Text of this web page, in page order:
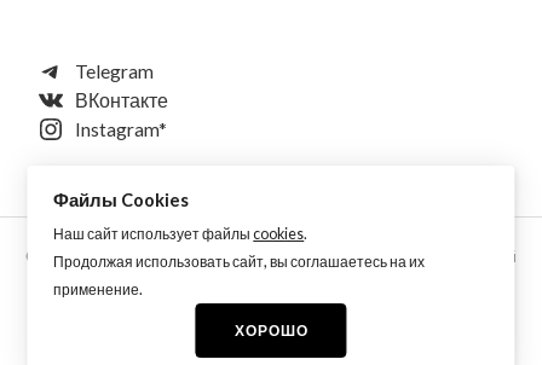
Telegram
ВКонтакте
Instagram*
Copyright © 2026 Aquarellewings - уникальная акварель ручной
работы по старинным технологиям из растительных,
* принадлежит Meta, запрещен на территории РФ
Файлы Cookies
Наш сайт использует файлыcookies.
Продолжая использовать сайт, вы соглашаетесь на их
применение.
ХОРОШО